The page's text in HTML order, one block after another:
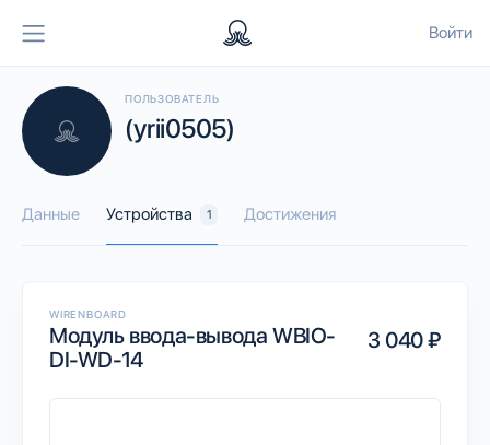
Войти
ПОЛЬЗОВАТЕЛЬ
(yrii0505)
Данные Устройства 1 Достижения
WIRENBOARD
Модуль ввода-вывода WBIO-
DI-WD-14
3 040 ₽